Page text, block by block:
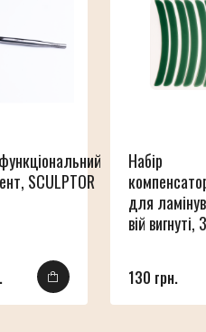
SCULPTOR
Набір
для
вій вигнуті,
130 грн.